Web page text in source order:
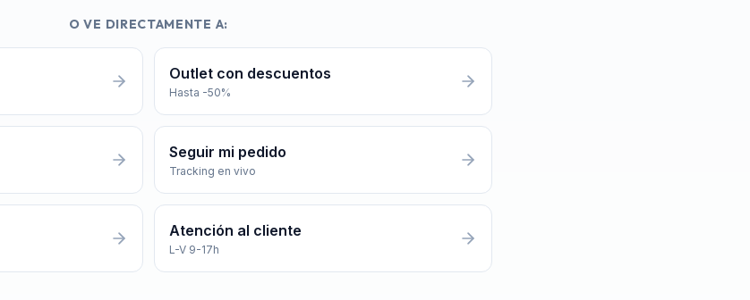
O VE DIRECTAMENTE A:
Outlet con descuentos
Hasta -50%
Seguir mi pedido
Tracking en vivo
Atención al cliente
L-V 9-17h